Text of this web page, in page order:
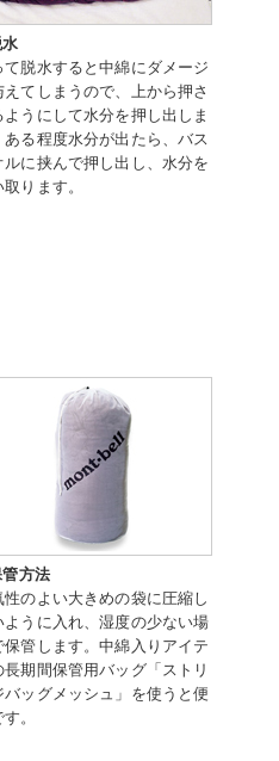
て脱水すると中綿にダメージ
えてしまうので、上から押さ
ようにして水分を押し出しま
ある程度水分が出たら、バス
ルに挟んで押し出し、水分を
ります。
方法
性のよい大きめの袋に圧縮し
ように入れ、湿度の少ない場
保管します。中綿入りアイテ
長期間保管用バッグ「ストリ
バッグメッシュ」を使うと便
。